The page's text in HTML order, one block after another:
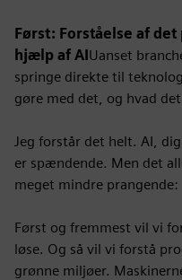
Først: Forståelse af
hjælp af AIUanset
springe direkte til
gøre med det, og hvad
Jeg forstår det helt. AI,
er spændende. Men det
meget mindre prangende:
Først og fremmest vil vi
løse. Og så vil vi forstå
grønne miljøer.